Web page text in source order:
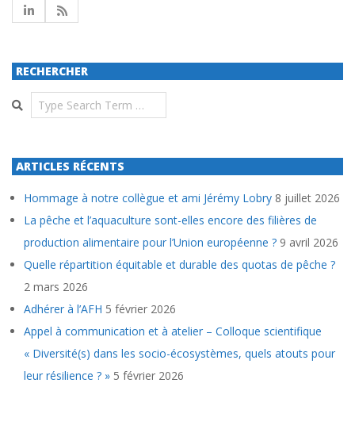
RECHERCHER
Search
ARTICLES RÉCENTS
Hommage à notre collègue et ami Jérémy Lobry 8 juillet 2026
La pêche et l’aquaculture sont-elles encore des filières de
production alimentaire pour l’Union européenne ? 9 avril 2026
Quelle répartition équitable et durable des quotas de pêche ?
2 mars 2026
Adhérer à l’AFH 5 février 2026
Appel à communication et à atelier – Colloque scientifique
« Diversité(s) dans les socio-écosystèmes, quels atouts pour
leur résilience ? » 5 février 2026